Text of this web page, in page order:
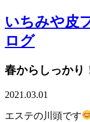
いちみや皮
ログ
春からしっかり
2021.03.01
エステの川頭です